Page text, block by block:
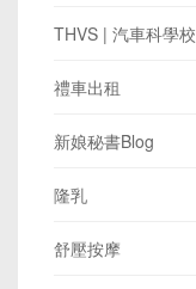
THVS | 汽車科學校
禮車出租
新娘秘書Blog
隆乳
舒壓按摩